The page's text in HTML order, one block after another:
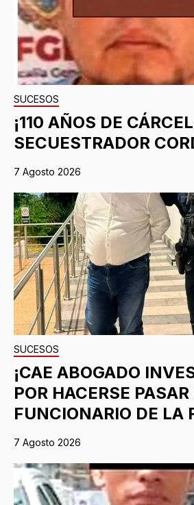
SUCESOS
¡110 AÑOS DE
SECUESTRADOR
7 Agosto 2026
SUCESOS
¡CAE ABOGADO
POR HACERSE PASAR
FUNCIONARIO DE LA
7 Agosto 2026